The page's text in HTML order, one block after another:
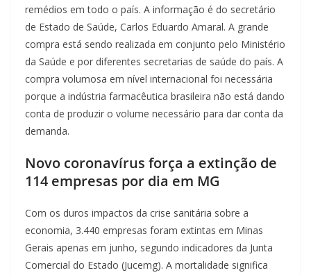
remédios em todo o país. A informação é do secretário
de Estado de Saúde, Carlos Eduardo Amaral. A grande
compra está sendo realizada em conjunto pelo Ministério
da Saúde e por diferentes secretarias de saúde do país. A
compra volumosa em nível internacional foi necessária
porque a indústria farmacêutica brasileira não está dando
conta de produzir o volume necessário para dar conta da
demanda.
Novo coronavírus força a extinção de
114 empresas por dia em MG
Com os duros impactos da crise sanitária sobre a
economia, 3.440 empresas foram extintas em Minas
Gerais apenas em junho, segundo indicadores da Junta
Comercial do Estado (Jucemg). A mortalidade significa